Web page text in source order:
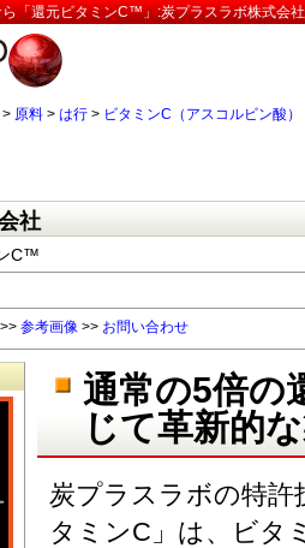
「還元ビタミンC™」:炭プラスラボ株式会
> 原料 > は行 > ビタミンC（アスコルビン酸）
社
C™
>> 参考画像 >> お問い合わせ
通常の5倍の
じて革新的
炭プラスラボの特許
タミンC」は、ビタ